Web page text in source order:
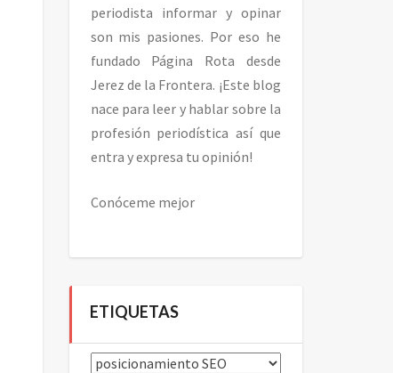
periodista informar y opinar
son mis pasiones. Por eso he
fundado Página Rota desde
Jerez de la Frontera. ¡Este blog
nace para leer y hablar sobre la
profesión periodística así que
entra y expresa tu opinión!
Conóceme mejor
ETIQUETAS